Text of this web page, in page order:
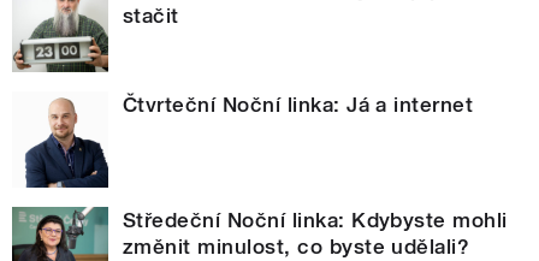
stačit
Čtvrteční Noční linka: Já a internet
Středeční Noční linka: Kdybyste mohli
změnit minulost, co byste udělali?